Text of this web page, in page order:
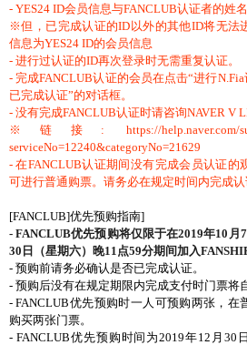
- YES24 ID会员信息与FANCLUB认证者的姓
※但，已完成认证的ID以外的其他ID将无法
信息为YES24 ID的会员信息
- 进行过认证的ID再次登录时无需重复认证。
- 完成FANCLUB认证的会员在点击“进行
已完成认证”的对话框。
- 没有完成FANCLUB认证时请咨询NAVER V
※链接: https://help.naver.com/
serviceNo=12240&categoryNo=21629
- 在FANCLUB认证期间没有完成会员认证的
可进行普通购票。请务必在规定时间内完成认
[FANCLUB]优先预购指南]
- FANCLUB优先预购将仅限于在2019年10月
30日（星期六）晚11点59分期间加入
- 预购前请务必确认是否已完成认证。
- 预购后没有在规定期限内完成支付时门票将
- FANCLUB优先预购时一人可预购两张，在
购买两张门票。
- FANCLUB优先预购时间为2019年12月30